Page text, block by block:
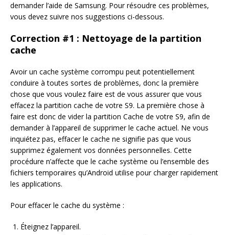
demander l’aide de Samsung. Pour résoudre ces problèmes,
vous devez suivre nos suggestions ci-dessous.
Correction #1 : Nettoyage de la partition
cache
Avoir un cache système corrompu peut potentiellement
conduire à toutes sortes de problèmes, donc la première
chose que vous voulez faire est de vous assurer que vous
effacez la partition cache de votre S9. La première chose à
faire est donc de vider la partition Cache de votre S9, afin de
demander à l’appareil de supprimer le cache actuel. Ne vous
inquiétez pas, effacer le cache ne signifie pas que vous
supprimez également vos données personnelles. Cette
procédure n’affecte que le cache système ou l’ensemble des
fichiers temporaires qu’Android utilise pour charger rapidement
les applications.
Pour effacer le cache du système :
Éteignez l’appareil.